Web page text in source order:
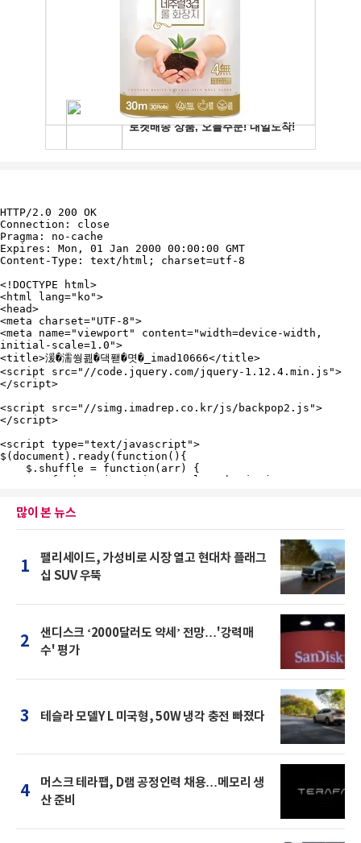
많이 본 뉴스
1
팰리세이드, 가성비로 시장 열고 현대차 플래그
십 SUV 우뚝
2
샌디스크 ‘2000달러도 약세’ 전망…'강력매
수' 평가
3 테슬라 모델Y L 미국형, 50W 냉각 충전 빠졌다
4
머스크 테라팹, D램 공정인력 채용…메모리 생
산 준비